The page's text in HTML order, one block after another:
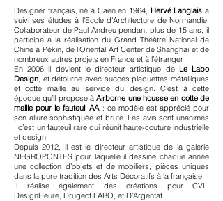
Designer français, né à Caen en 1964, Hervé Langlais a
suivi ses études à l'Ecole d'Architecture de Normandie.
Collaborateur de Paul Andreu pendant plus de 15 ans, il
participe à la réalisation du Grand Théâtre National de
Chine à Pékin, de l'Oriental Art Center de Shanghai et de
nombreux autres projets en France et à l’étranger.
En 2006 il devient le directeur artistique deLe Labo
Design, et détourne avec succès plaquettes métalliques
et cotte maille au service du design. C’est à cette
époque qu’il propose àAirborne une housse en cotte de
maille pour le fauteuil AA : ce modèle est apprécié pour
son allure sophistiquée et brute. Les avis sont unanimes
: c’est un fauteuil rare qui réunit haute-couture industrielle
et design.
Depuis 2012, il est le directeur artistique de la galerie
NEGROPONTES pour laquelle il dessine chaque année
une collection d’objets et de mobiliers, pièces uniques
dans la pure tradition des Arts Décoratifs à la française.
Il réalise également des créations pour CVL,
DesignHeure, Drugeot LABO, et D’Argentat.